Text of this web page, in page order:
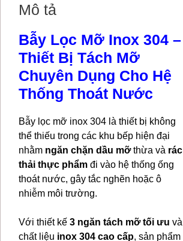
Mô tả
Bẫy Lọc Mỡ Inox 304 –
Thiết Bị Tách Mỡ
Chuyên Dụng Cho Hệ
Thống Thoát Nước
Bẫy lọc mỡ inox 304 là thiết bị không
thể thiếu trong các khu bếp hiện đại
nhằm ngăn chặn dầu mỡthừa và rác
thải thực phẩm đi vào hệ thống ống
thoát nước, gây tắc nghẽn hoặc ô
nhiễm môi trường.
Với thiết kế 3 ngăn tách mỡ tối ưu và
chất liệu inox 304 cao cấp, sản phẩm